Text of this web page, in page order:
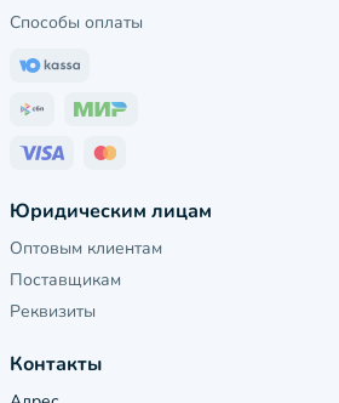
Способы оплаты
Юридическим лицам
Оптовым клиентам
Поставщикам
Реквизиты
Контакты